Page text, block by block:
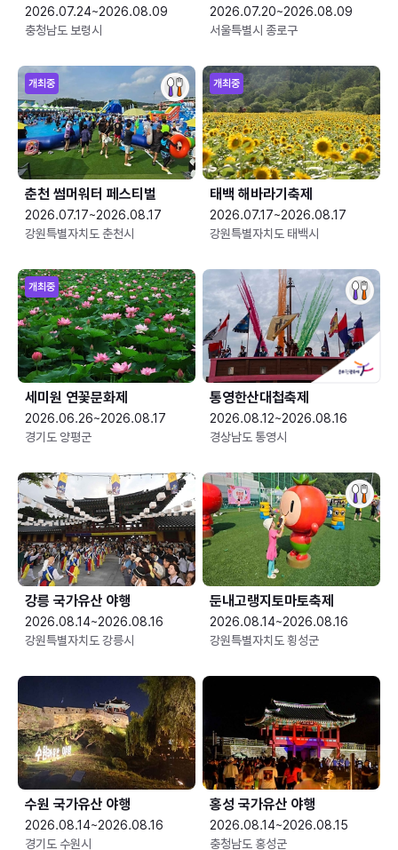
2026.07.24~2026.08.09
충청남도 보령시
2026.07.20~2026.08.09
서울특별시 종로구
개최중
춘천 썸머워터 페스티벌
2026.07.17~2026.08.17
강원특별자치도 춘천시
개최중
태백 해바라기축제
2026.07.17~2026.08.17
강원특별자치도 태백시
개최중
세미원 연꽃문화제
2026.06.26~2026.08.17
경기도 양평군
통영한산대첩축제
2026.08.12~2026.08.16
경상남도 통영시
강릉 국가유산 야행
2026.08.14~2026.08.16
강원특별자치도 강릉시
둔내고랭지토마토축제
2026.08.14~2026.08.16
강원특별자치도 횡성군
수원 국가유산 야행
2026.08.14~2026.08.16
경기도 수원시
홍성 국가유산 야행
2026.08.14~2026.08.15
충청남도 홍성군